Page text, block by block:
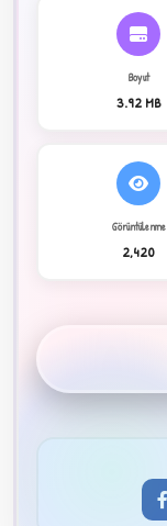
Boyut
3.92 MB
Görüntülenme
2,420